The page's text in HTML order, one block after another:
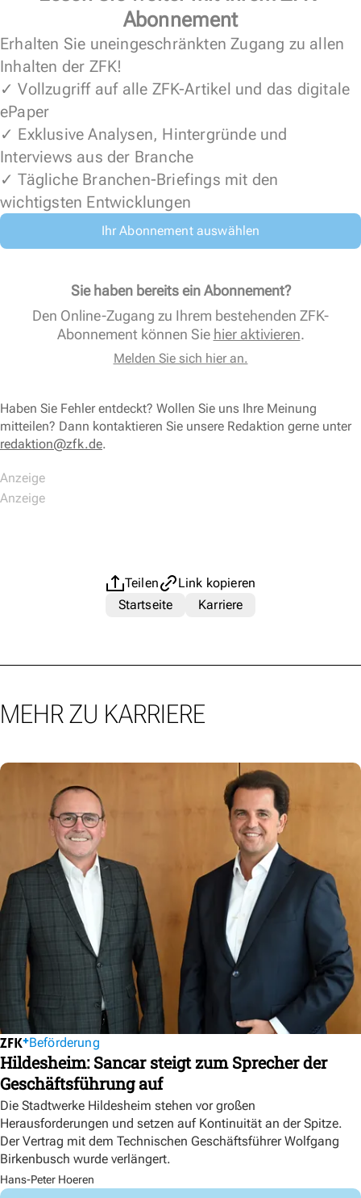
Abonnement
Erhalten Sie uneingeschränkten Zugang zu allen
Inhalten der ZFK!
✓ Vollzugriff auf alle ZFK-Artikel und das digitale
ePaper
✓ Exklusive Analysen, Hintergründe und
Interviews aus der Branche
✓ Tägliche Branchen-Briefings mit den
wichtigsten Entwicklungen
Ihr Abonnement auswählen
Sie haben bereits ein Abonnement?
Den Online-Zugang zu Ihrem bestehenden ZFK-
Abonnement können Sie hier aktivieren.
Melden Sie sich hier an.
Haben Sie Fehler entdeckt? Wollen Sie uns Ihre Meinung
mitteilen? Dann kontaktieren Sie unsere Redaktion gerne unter
redaktion@zfk.de.
Teilen
Link kopieren
Startseite
Karriere
MEHR ZU KARRIERE
Beförderung
Hildesheim: Sancar steigt zum Sprecher der
Geschäftsführung auf
Die Stadtwerke Hildesheim stehen vor großen
Herausforderungen und setzen auf Kontinuität an der Spitze.
Der Vertrag mit dem Technischen Geschäftsführer Wolfgang
Birkenbusch wurde verlängert.
Hans-Peter Hoeren